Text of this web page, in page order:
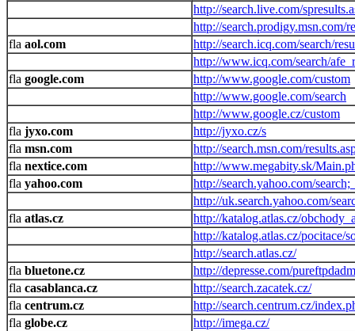
http://search.live.com/
http://search.prodigy.msn.com/
aol.com
http://search.icq.com/search/
http://www.icq.com/search/
google.com
http://www.google.com/custom
http://www.google.com/search
http://www.google.cz/custom
jyxo.com
http://jyxo.cz/s
msn.com
http://search.msn.com/
nextice.com
http://www.megabity.sk/
yahoo.com
http://search.yahoo.com/
http://uk.search.yahoo.com/
atlas.cz
http://katalog.atlas.cz/
http://katalog.atlas.cz/pocitace/
http://search.atlas.cz/
bluetone.cz
http://depresse.com/
casablanca.cz
http://search.zacatek.cz/
centrum.cz
http://search.centrum.cz/
globe.cz
http://imega.cz/